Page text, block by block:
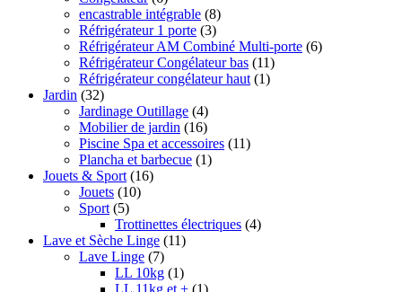
encastrable intégrable (8)
Réfrigérateur 1 porte (3)
Réfrigérateur AM Combiné Multi-porte (6)
Réfrigérateur Congélateur bas (11)
Réfrigérateur congélateur haut (1)
Jardin (32)
Jardinage Outillage (4)
Mobilier de jardin (16)
Piscine Spa et accessoires (11)
Plancha et barbecue (1)
Jouets & Sport (16)
Jouets (10)
Sport (5)
Trottinettes électriques (4)
Lave et Sèche Linge (11)
Lave Linge (7)
LL 10kg (1)